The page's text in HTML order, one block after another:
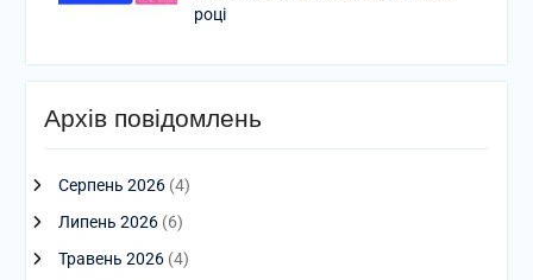
році
Архів повідомлень
Серпень 2026(4)
Липень 2026(6)
Травень 2026(4)